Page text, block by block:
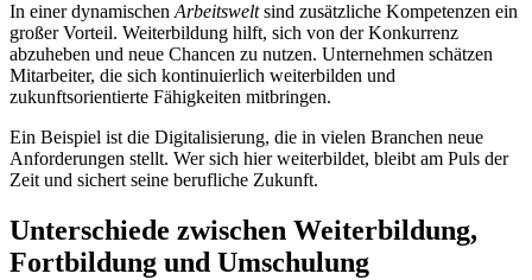
In einer dynamischen Arbeitsweltsind zusätzliche Kompetenzen ein
großer Vorteil. Weiterbildung hilft, sich von der Konkurrenz
abzuheben und neue Chancen zu nutzen. Unternehmen schätzen
Mitarbeiter, die sich kontinuierlich weiterbilden und
zukunftsorientierte Fähigkeiten mitbringen.
Ein Beispiel ist die Digitalisierung, die in vielen Branchen neue
Anforderungen stellt. Wer sich hier weiterbildet, bleibt am Puls der
Zeit und sichert seine berufliche Zukunft.
Unterschiede zwischen Weiterbildung,
Fortbildung und Umschulung